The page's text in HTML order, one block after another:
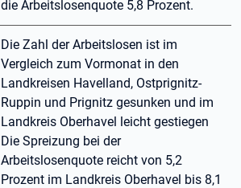
die Arbeitslosenquote 5,8 Prozent.
Die Zahl der Arbeitslosen ist im
Vergleich zum Vormonat in den
Landkreisen Havelland, Ostprignitz-
Ruppin und Prignitz gesunken und im
Landkreis Oberhavel leicht gestiegen
Die Spreizung bei der
Arbeitslosenquote reicht von 5,2
Prozent im Landkreis Oberhavel bis 8,1